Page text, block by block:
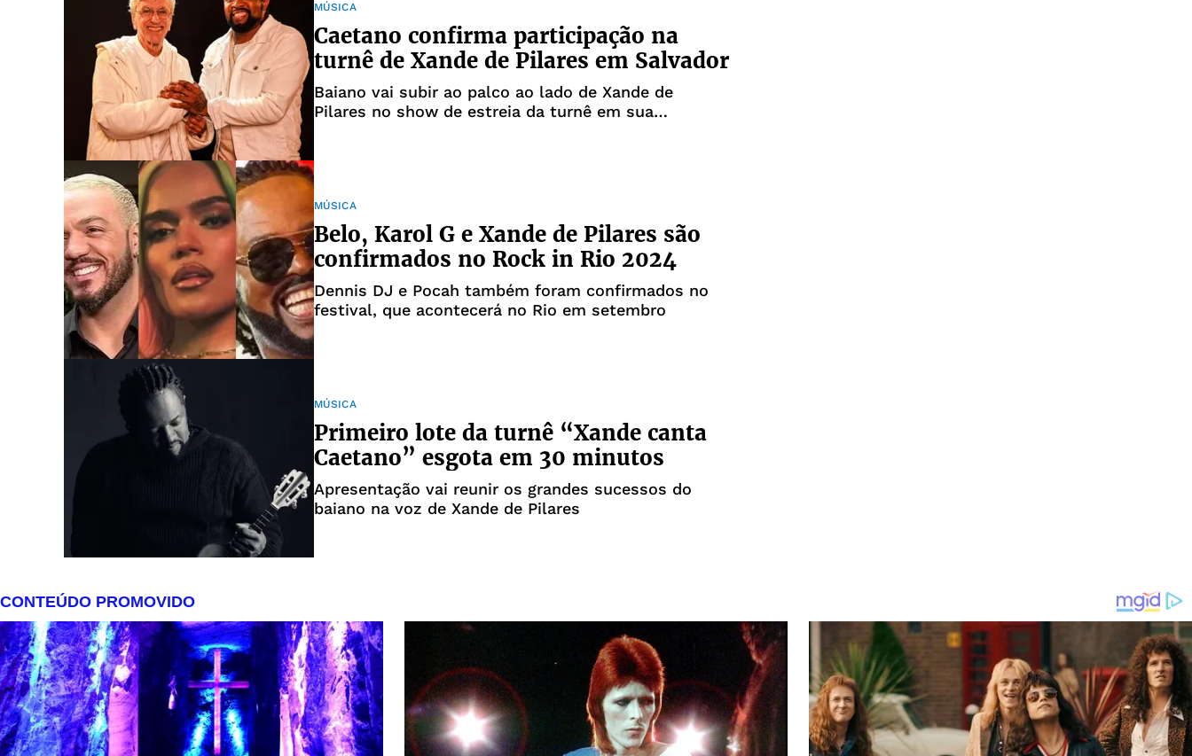
MÚSICA
Caetano confirma participação na
turnê de Xande de Pilares em Salvador
Baiano vai subir ao palco ao lado de Xande de
Pilares no show de estreia da turnê em sua
MÚSICA
Belo, Karol G e Xande de Pilares são
confirmados no Rock in Rio 2024
Dennis DJ e Pocah também foram confirmados no
festival, que acontecerá no Rio em setembro
MÚSICA
Primeiro lote da turnê “Xande canta
Caetano” esgota em 30 minutos
Apresentação vai reunir os grandes sucessos do
baiano na voz de Xande de Pilares